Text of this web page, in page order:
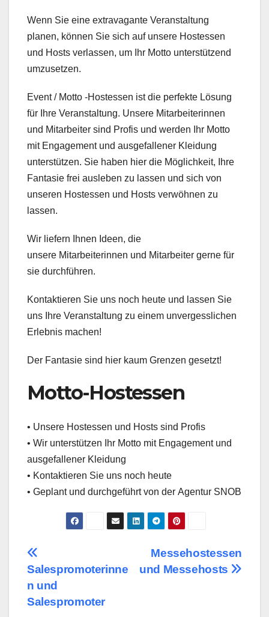
Wenn Sie eine extravagante Veranstaltung
planen, können Sie sich auf unsere Hostessen
und Hosts verlassen, um Ihr Motto unterstützend
umzusetzen.
Event / Motto -Hostessen ist die perfekte Lösung
für Ihre Veranstaltung. Unsere Mitarbeiterinnen
und Mitarbeiter sind Profis und werden Ihr Motto
mit Engagement und ausgefallener Kleidung
unterstützen. Sie haben hier die Möglichkeit, Ihre
Fantasie frei ausleben zu lassen und sich von
unseren Hostessen und Hosts verwöhnen zu
lassen.
Wir liefern Ihnen Ideen, die
unsere Mitarbeiterinnen und Mitarbeiter gerne für
sie durchführen.
Kontaktieren Sie uns noch heute und lassen Sie
uns Ihre Veranstaltung zu einem unvergesslichen
Erlebnis machen!
Der Fantasie sind hier kaum Grenzen gesetzt!
Motto-Hostessen
• Unsere Hostessen und Hosts sind Profis
• Wir unterstützen Ihr Motto mit Engagement und
ausgefallener Kleidung
• Kontaktieren Sie uns noch heute
• Geplant und durchgeführt von der Agentur SNOB
Post
navigation
Messehostessen
und Messehosts
Salespromoterinne
n und
Salespromoter